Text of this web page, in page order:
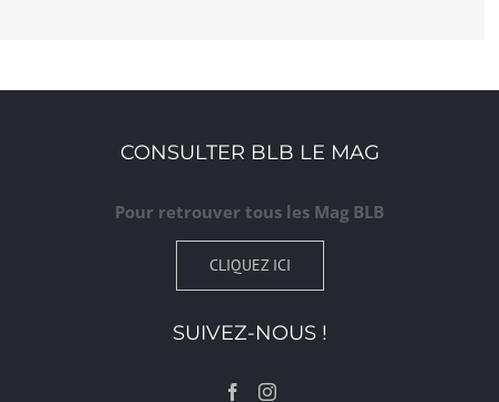
CONSULTER BLB LE MAG
Pour retrouver tous les Mag BLB
CLIQUEZ ICI
SUIVEZ-NOUS !